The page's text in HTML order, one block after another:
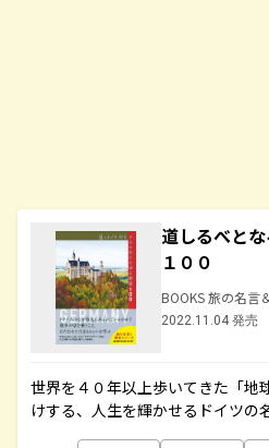
道しるべと
１００
BOOKS 旅の名言
2022.11.04 発売
世界を４０年以上歩いてきた「地
けする、人生を輝かせるドイツの